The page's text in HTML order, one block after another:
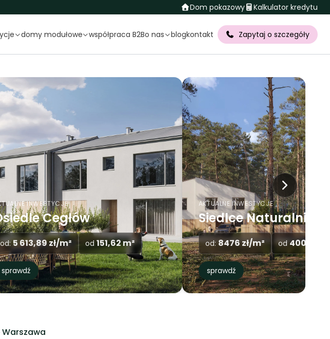
Dom pokazowy Kalkulator kredytu
– Naturalnie
domy modułowe
GC123
GC94
GC82 NOWOŚĆ
GC70
GC67 BESTSELLER
GC35
GCP
współpraca B2Bo nas
Osiedle Tarczyn
blogkontakt Zapytaj o szczegóły
INWESTYCJE
Naturalnie
8476 zł/m² od 400 m²
AKTUALNE INWESTYCJE
Osiedle Tarczyn
Wyprzedane
sprawdź